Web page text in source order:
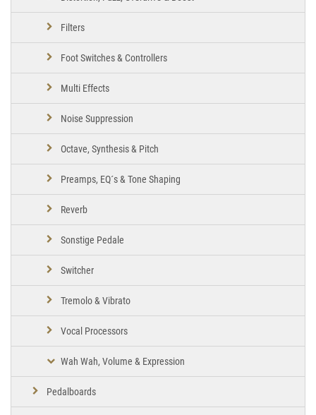
Filters
Foot Switches & Controllers
Multi Effects
Noise Suppression
Octave, Synthesis & Pitch
Preamps, EQ´s & Tone Shaping
Reverb
Sonstige Pedale
Switcher
Tremolo & Vibrato
Vocal Processors
Wah Wah, Volume & Expression
Pedalboards